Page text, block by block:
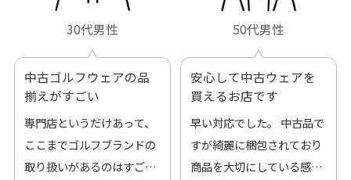
30代男性
中古ゴルフウェアの品
揃えがすごい
専門店というだけあって、
ここまでゴルフブランドの
取り扱いがあるのはすご
50代男性
安心して中古ウェアを
買えるお店です
早い対応でした。 中古品で
すが綺麗に梱包されており
商品を大切にしている感が